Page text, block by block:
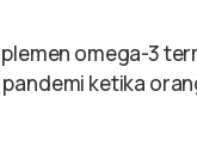
omega-3
ketika